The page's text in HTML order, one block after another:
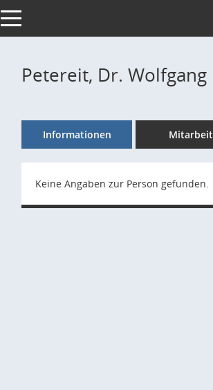
Toggle navigation
Petereit, Dr. Wolfgang
Informationen Mitarbeit
Keine Angaben zur Person gefunden.